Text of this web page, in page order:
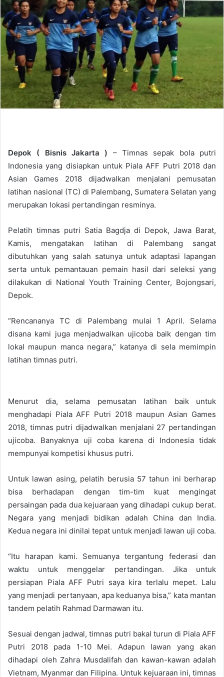
a
n
e
m
Depok ( Bisnis Jakarta) – Timnas sepak bola putri
Indonesia yang disiapkan untuk Piala AFF Putri 2018 dan
Asian Games 2018 dijadwalkan menjalani pemusatan
latihan nasional (TC) di Palembang, Sumatera Selatan yang
merupakan lokasi pertandingan resminya.
Pelatih timnas putri Satia Bagdja di Depok, Jawa Barat,
Kamis, mengatakan latihan di Palembang sangat
dibutuhkan yang salah satunya untuk adaptasi lapangan
serta untuk pemantauan pemain hasil dari seleksi yang
dilakukan di National Youth Training Center, Bojongsari,
Depok.
“Rencananya TC di Palembang mulai 1 April. Selama
disana kami juga menjadwalkan ujicoba baik dengan tim
lokal maupun manca negara,” katanya di sela memimpin
latihan timnas putri.
Menurut dia, selama pemusatan latihan baik untuk
menghadapi Piala AFF Putri 2018 maupun Asian Games
2018, timnas putri dijadwalkan menjalani 27 pertandingan
ujicoba. Banyaknya uji coba karena di Indonesia tidak
mempunyai kompetisi khusus putri.
Untuk lawan asing, pelatih berusia 57 tahun ini berharap
bisa berhadapan dengan tim-tim kuat mengingat
persaingan pada dua kejuaraan yang dihadapi cukup berat.
Negara yang menjadi bidikan adalah China dan India.
Kedua negara ini dinilai tepat untuk menjadi lawan uji coba.
“Itu harapan kami. Semuanya tergantung federasi dan
waktu untuk menggelar pertandingan. Jika untuk
persiapan Piala AFF Putri saya kira terlalu mepet. Lalu
yang menjadi pertanyaan, apa keduanya bisa,” kata mantan
tandem pelatih Rahmad Darmawan itu.
Sesuai dengan jadwal, timnas putri bakal turun di Piala AFF
Putri 2018 pada 1-10 Mei. Adapun lawan yang akan
dihadapi oleh Zahra Musdalifah dan kawan-kawan adalah
Vietnam, Myanmar dan Filipina. Untuk kejuaraan ini, timnas